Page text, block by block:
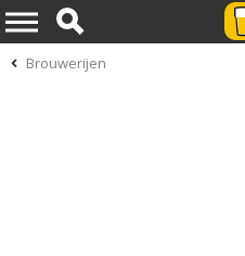
Brouwerijen